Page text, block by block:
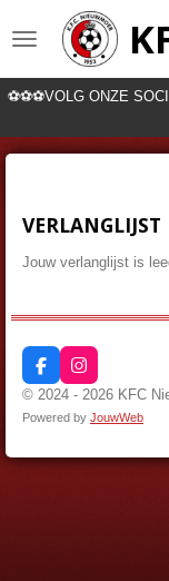
direct
de
⚽⚽⚽VOLG ONZE
VERLANGLIJST
Jouw verlanglijst is
F
a
c
e
o
I
n
s
t
g
© 2024 - 2026 KFC
Powered by JouwWeb